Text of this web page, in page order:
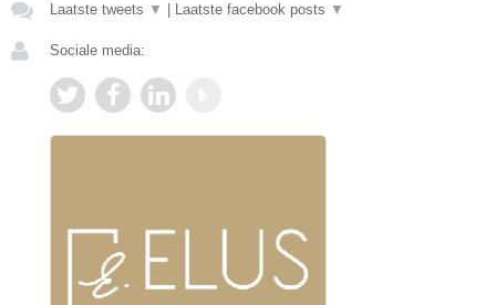
Laatste tweets ▼ Laatste facebook posts ▼
Sociale media: